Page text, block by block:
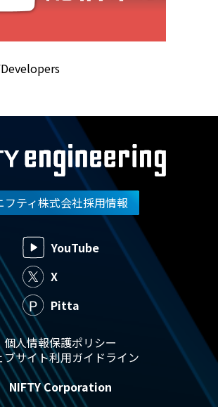
フティ株式会社採用情報
YouTube
X
Pitta
個人情報保護ポリシー
ブサイト利用ガイドライン
NIFTY Corporation